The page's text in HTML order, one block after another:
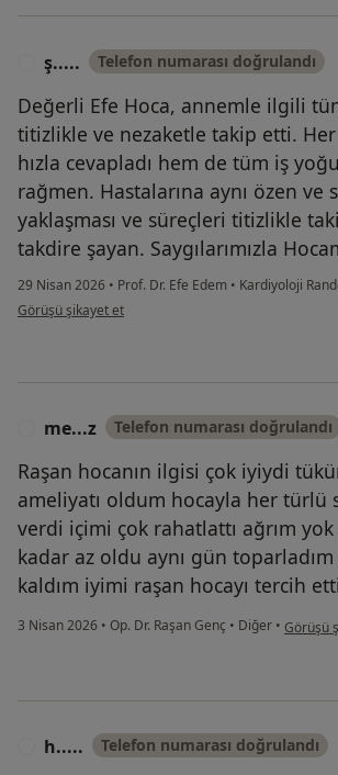
ş..... Telefon numarası doğrulandı
Değerli Efe Hoca, annemle ilgili
titizlikle ve nezaketle takip etti.
hızla cevapladı hem de tüm iş
rağmen. Hastalarına aynı özen ve
yaklaşması ve süreçleri titizlikle
takdire şayan. Saygılarımızla
29 Nisan 2026 • Prof. Dr. Efe Edem • Kardiyoloji
kullanıcının görüşüne göre ş.....
Görüşü şikayet et
me...z Telefon numarası doğrulandı
Raşan hocanın ilgisi çok iyiydi
ameliyatı oldum hocayla her türlü
verdi içimi çok rahatlattı ağrım
kadar az oldu aynı gün
kaldım iyimi raşan hocayı tercih
3 Nisan 2026 • Op. Dr. Raşan Genç • Diğer • Görüşü
h..... Telefon numarası doğrulandı